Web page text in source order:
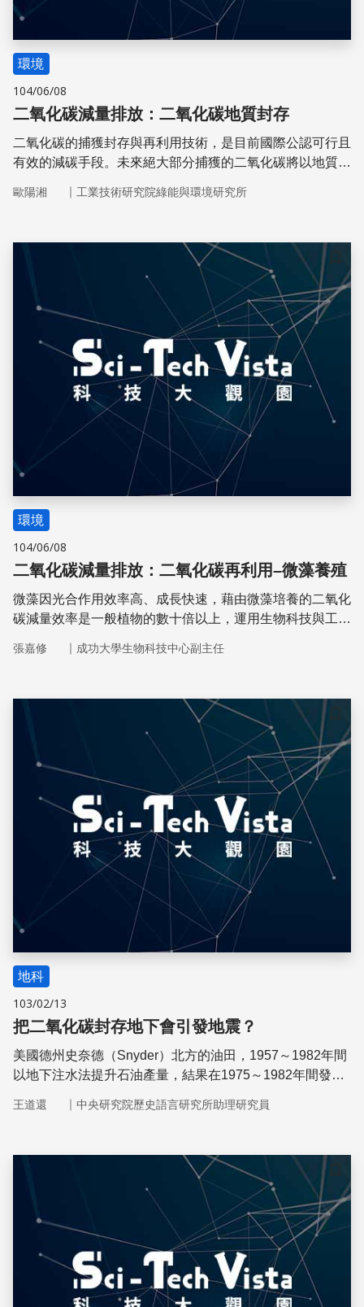
環境
104/06/08
二氧化碳減量排放：二氧化碳地質封存
二氧化碳的捕獲封存與再利用技術，是目前國際公認可行且
有效的減碳手段。未來絕大部分捕獲的二氧化碳將以地質封
上扮演重要的角色。
歐陽湘 ｜ 工業技術研究院綠能與環境研究所
儲存
環境
104/06/08
二氧化碳減量排放：二氧化碳再利用–微藻養殖
微藻因光合作用效率高、成長快速，藉由微藻培養的二氧化
碳減量效率是一般植物的數十倍以上，運用生物科技與工程
張嘉修 ｜ 成功大學生物科技中心副主任
儲存
地科
103/02/13
把二氧化碳封存地下會引發地震？
美國德州史奈德（Snyder）北方的油田，1957～1982年間
以地下注水法提升石油產量，結果在1975～1982年間發生
3的地震。
王道還 ｜ 中央研究院歷史語言研究所助理研究員
儲存